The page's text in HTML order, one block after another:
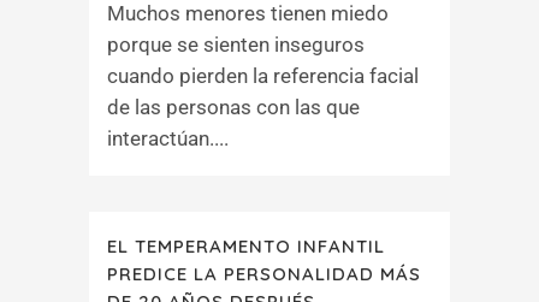
Muchos menores tienen miedo
porque se sienten inseguros
cuando pierden la referencia facial
de las personas con las que
interactúan....
EL TEMPERAMENTO INFANTIL
PREDICE LA PERSONALIDAD MÁS